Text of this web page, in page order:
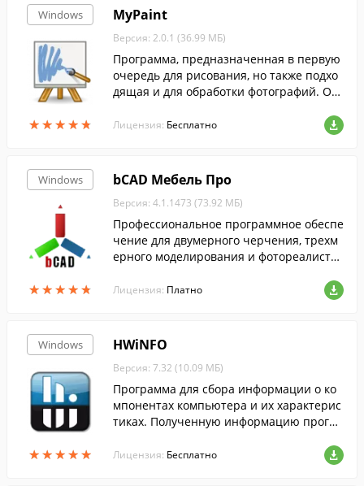
Windows
★★★★★
★★★★★
MyPaint
Версия: 2.0.1 (36.99 МБ)
Программа, предназначенная в первую
очередь для рисования, но также подхо
дящая и для обработки фотографий. Он
ей, цветовую палитру, поддержку разны
Лицензия: Бесплатно
Windows
★★★★★
★★★★★
bCAD Мебель Про
Версия: 4.1.1473 (73.92 МБ)
Профессиональное программное обеспе
чение для двумерного черчения, трехм
ерного моделирования и фотореалисти
предназначена для моделирования меб
Лицензия: Платно
Windows
★★★★★
★★★★★
HWiNFO
Версия: 7.32 (10.09 МБ)
Программа для сбора информации о ко
мпонентах компьютера и их характерис
тиках. Полученную информацию програ
ML и HTML.
Лицензия: Бесплатно